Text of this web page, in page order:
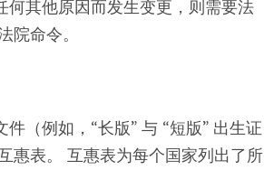
其他原因而发生变更，则需要法
命令。
（例如，“长版” 与 “短版” 出生证
惠表。 互惠表为每个国家列出了所